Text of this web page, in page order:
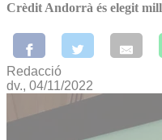
Crèdit Andorrà és elegit
Redacció
dv., 04/11/2022